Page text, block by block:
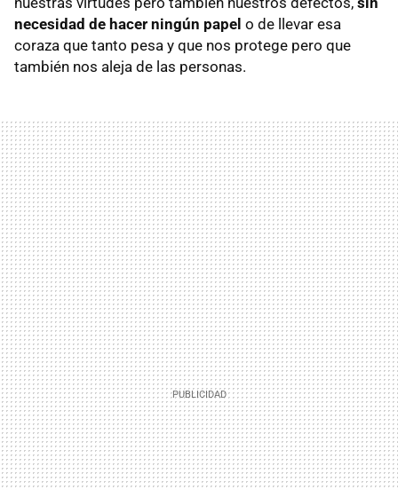
necesidad de hacer ningún papel o de llevar esa
coraza que tanto pesa y que nos protege pero que
también nos aleja de las personas.